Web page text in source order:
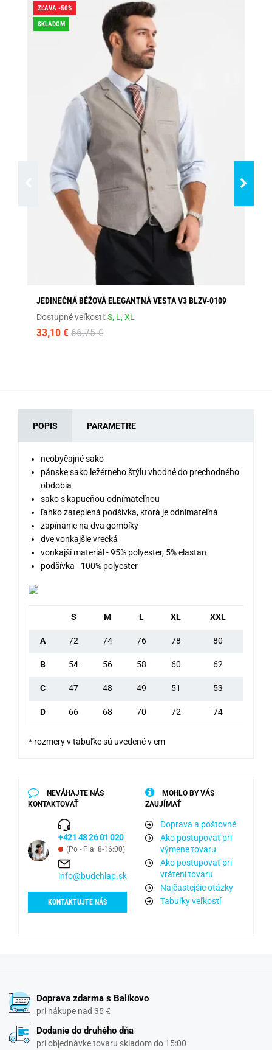
ZĽAVA -50%
SKLADOM
JEDINEČNÁ BÉŽOVÁ ELEGANTNÁ VESTA V3 BLZV-0109
Dostupné veľkosti:S, L,XL
33,10 € 66,75 €
POPIS PARAMETRE
neobyčajné sako
pánske sako ležérneho štýlu vhodné do prechodného
obdobia
sako s kapucňou-odnímateľnou
ľahko zateplená podšívka, ktorá je odnímateľná
zapínanie na dva gombíky
dve vonkajšie vrecká
vonkajší materiál - 95% polyester, 5% elastan
podšívka - 100% polyester
S M L XL XXL
A 72 74 76 78 80
B 54 56 58 60 62
C 47 48 49 51 53
D 66 68 70 72 74
* rozmery v tabuľke sú uvedené v cm
NEVÁHAJTE NÁS
KONTAKTOVAŤ
+421 48 26 01 020
(Po - Pia: 8-16:00)
info@budchlap.sk
KONTAKTUJTE NÁS
MOHLO BY VÁS
ZAUJÍMAŤ
Doprava a poštovné
Ako postupovať pri
výmene tovaru
Ako postupovať pri
vrátení tovaru
Najčastejšie otázky
Tabuľky veľkostí
Doprava zdarma s Balíkovo
pri nákupe nad 35 €
Dodanie do druhého dňa
pri objednávke tovaru skladom do 15:00